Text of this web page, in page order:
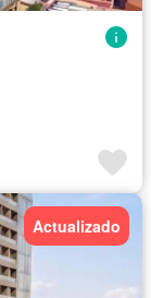
Actualizado